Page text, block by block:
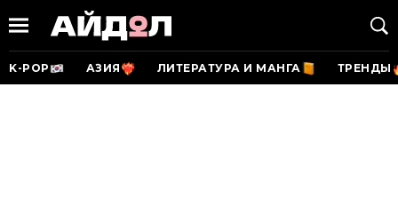
K-POP АЗИЯ ЛИТЕРАТУРА И МАНГА ТРЕНДЫ